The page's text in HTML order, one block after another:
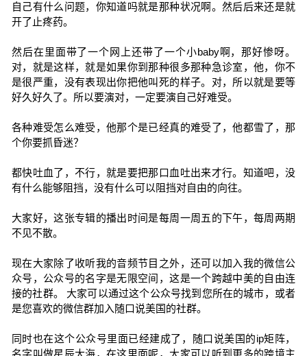
自己有什么问题，你知道吗就是那种状况啊。然后后来还是就
开了止疼药。
然后在里面带了一个网上还带了一个小baby啊，那好惨呀。
对，就是这样，就是如果你到那种很多那种急诊室，他，你不
是很严重，没有表现出你把他叫死的样子。对，所以就是要等
好久好久了。所以要演对，一定要演自己好难受。
各种难受怎么难受，他那个是已经真的难受了，他都雪了，那
个你要抓昏迷？
都快吐血了，不行，就是要把那口血吐出来才行。知道吧，没
有什么能够阻挡，没有什么可以阻挡对自由的向往。
大家好，这张专辑的播出时间是每周一周五的下午，每周两期
不见不散。
现在大家除了收听我的音频节目之外，还可以加入我的微信公
众号，公众号的名字是无限空间，这是一个跨越中美的自由连
接的社群。 大家可以通过这个公众号找到您所在的城市，或者
是您喜欢的微信群加入随口说美国的社群。
同时也在这个公众号里面已经建成了，随口说美国的ip矩阵，
名字叫做星辰大海，在这里面呢，大家可以听到更多的跨境主